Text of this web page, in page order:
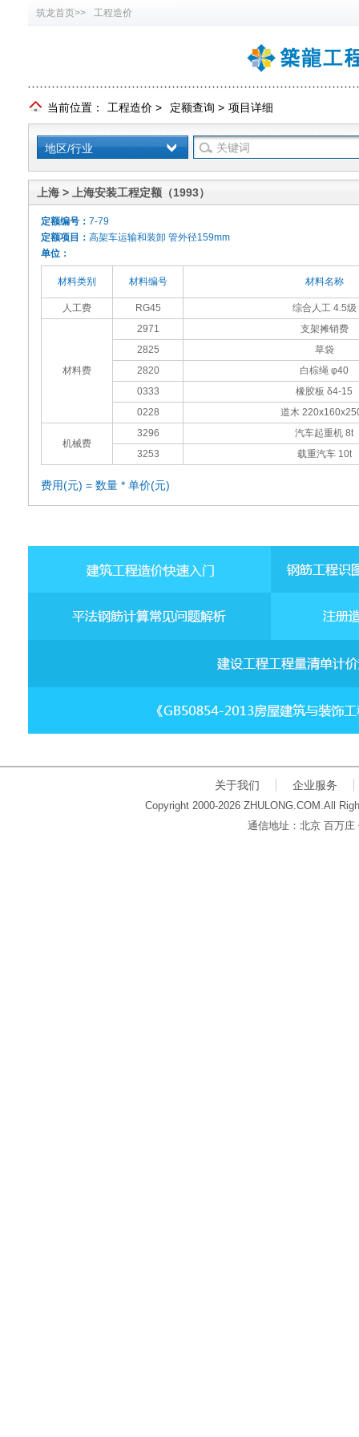
筑龙首页>> 工程造价
当前位置： 工程造价 > 定额查询 > 项目详细
地区/行业
上海 > 上海安装工程定额（1993）
定额编号： 7-79
定额项目： 高架车运输和装卸 管外径159mm
单位：
材料类别 材料编号 材料名称
人工费 RG45 综合人工 4.5级
材料费
2971
支架摊销费
2825
草袋
2820
白棕绳 φ40
0333
橡胶板 δ4-15
0228
道木
机械费
3296
汽车起重机 8t
3253
载重汽车 10t
费用(元) = 数量 * 单价(元)
关于我们 企业服务
Copyright 2000-2026 ZHULONG.COM.All
通信地址：北京 百万